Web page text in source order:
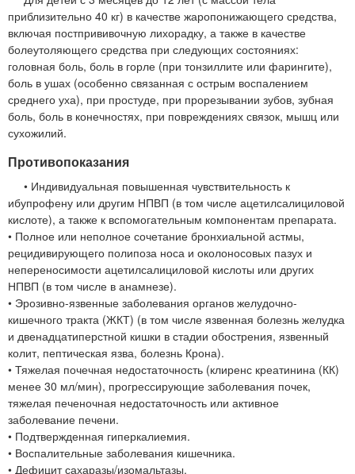
приблизительно 40 кг) в качестве жаропонижающего средства,
включая постпрививочную лихорадку, а также в качестве
болеутоляющего средства при следующих состояниях:
головная боль, боль в горле (при тонзиллите или фарингите),
боль в ушах (особенно связанная с острым воспалением
среднего уха), при простуде, при прорезывании зубов, зубная
боль, боль в конечностях, при повреждениях связок, мышц или
сухожилий.
Противопоказания
• Индивидуальная повышенная чувствительность к
ибупрофену или другим НПВП (в том числе ацетилсалициловой
кислоте), а также к вспомогательным компонентам препарата.
• Полное или неполное сочетание бронхиальной астмы,
рецидивирующего полипоза носа и околоносовых пазух и
непереносимости ацетилсалициловой кислоты или других
НПВП (в том числе в анамнезе).
• Эрозивно-язвенные заболевания органов желудочно-
кишечного тракта (ЖКТ) (в том числе язвенная болезнь желудка
и двенадцатиперстной кишки в стадии обострения, язвенный
колит, пептическая язва, болезнь Крона).
• Тяжелая почечная недостаточность (клиренс креатинина (КК)
менее 30 мл/мин), прогрессирующие заболевания почек,
тяжелая печеночная недостаточность или активное
заболевание печени.
• Подтвержденная гиперкалиемия.
• Воспалительные заболевания кишечника.
• Дефицит сахаразы/изомальтазы.